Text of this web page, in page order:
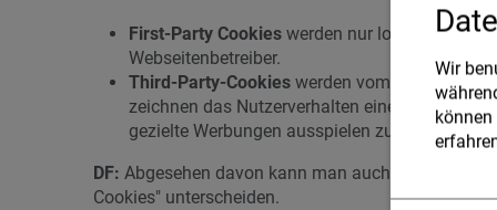
First-Party Cookies werden nur lokal auf dem
Webseitenbetreiber.
Third-Party-Cookies werden vom Server eines
zeichnen das Nutzerverhalten eines
gezielte Werbungen ausspielen zu können.
DF: Abgesehen davon kann man auch zwischen
Cookies" unterscheiden.
Wir